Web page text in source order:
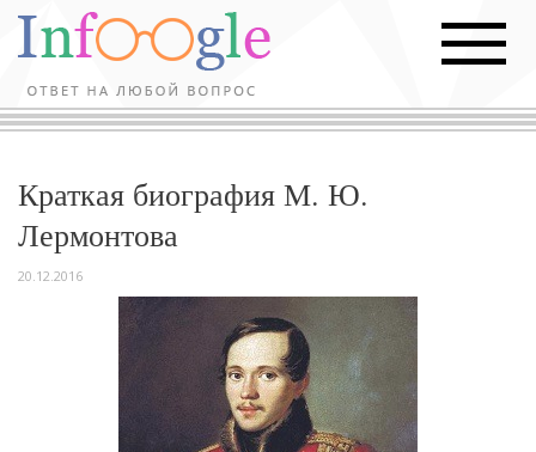
Краткая биография М. Ю.
Лермонтова
20.12.2016